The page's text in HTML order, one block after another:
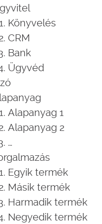
Könyvelés
CRM
Bank
Ügyvéd
Alapanyag 1
Alapanyag 2
…
Egyik termék
Másik termék
Harmadik termék
Negyedik termék